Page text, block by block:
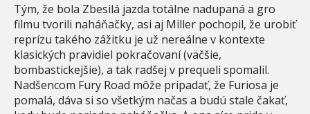
Tým, že bola Zbesilá jazda totálne nadupaná a gro
filmu tvorili naháňačky, asi aj Miller pochopil, že urobiť
reprízu takého zážitku je už nereálne v kontexte
klasických pravidiel pokračovaní (väčšie,
bombastickejšie), a tak radšej v prequeli spomalil.
Nadšencom Fury Road môže pripadať, že Furiosa je
pomalá, dáva si so všetkým načas a budú stale čakať,